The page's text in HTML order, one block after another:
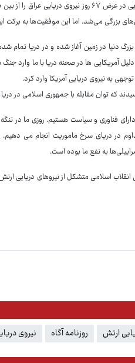
بزرگی می‌شد. اما این موفقیت‌ها به برکت
آمریکایی ها در صحنه دریا با ما وارد
به نیروی دریایی آمریکا وارد کرد.
که توان مقابله با جمهوری اسلامی در دریا
فناوری و سیاست هستیم. روزی ما در تنگه
که به صورت مداوم در دریای سرخ ماموریت انجام
به نفع ما بوده است.
انقلاب اسلامی متشکل از نیروهای دریایی
ارتش روزنامه آگاه نیروی